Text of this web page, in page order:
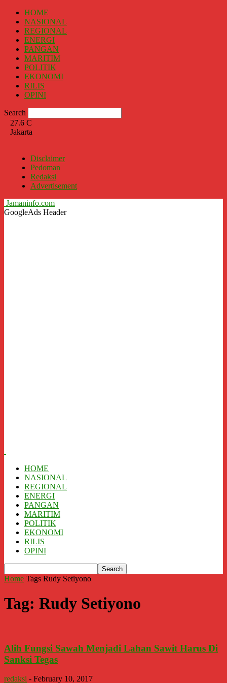
HOME
NASIONAL
REGIONAL
ENERGI
PANGAN
MARITIM
POLITIK
EKONOMI
RILIS
OPINI
Search
27.6 C
Jakarta
Disclaimer
Pedoman
Redaksi
Advertisement
Jamaninfo.com
GoogleAds Header
HOME
NASIONAL
REGIONAL
ENERGI
PANGAN
MARITIM
POLITIK
EKONOMI
RILIS
OPINI
Home Tags Rudy Setiyono
Tag: Rudy Setiyono
​Alih Fungsi Sawah Menjadi Lahan Sawit Harus Di
Sanksi Tegas
redaksi - February 10, 2017